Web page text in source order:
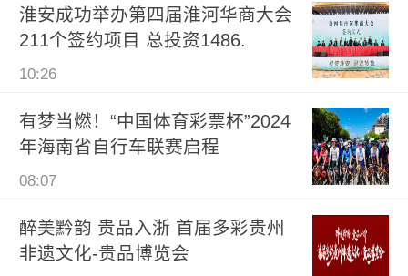
淮安成功举办第四届淮河华商大会
211个签约项目 总投资1486.
10:26
有梦当燃！“中国体育彩票杯”2024
年海南省自行车联赛启程
08:07
醉美黔韵 贵品入浙 首届多彩贵州
非遗文化-贵品博览会